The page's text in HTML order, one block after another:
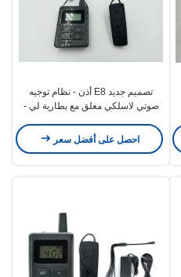
تصميم جديد E8 أذن - نظام توجيه
صوتي لاسلكي معلق مع بطارية لي -
احصل على أفضل سعر